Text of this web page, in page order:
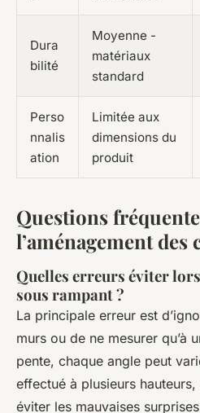
Dura
bilité
Moyenne -
matériaux
standard
Perso
nnalis
ation
Limitée aux
dimensions du
produit
Questions
l’aménagement des
Quelles erreurs éviter
sous rampant ?
La principale erreur est
murs ou de ne mesurer qu’à
pente, chaque angle peut
effectué à plusieurs
éviter les mauvaises